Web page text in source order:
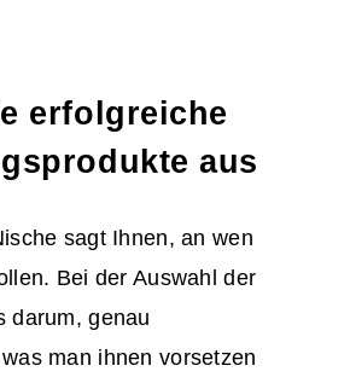
erfolgreiche
aus
sagt Ihnen, an wen
Bei der Auswahl der
darum, genau
man ihnen vorsetzen